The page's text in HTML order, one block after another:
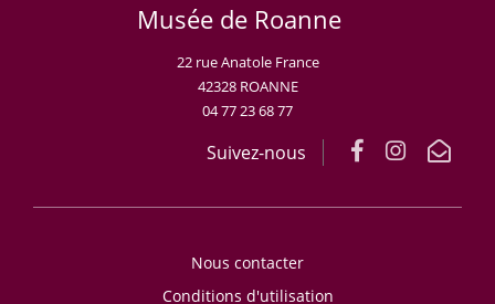
Musée de Roanne
22 rue Anatole France
42328 ROANNE
04 77 23 68 77
Suivez-nous
Nous contacter
Conditions d'utilisation